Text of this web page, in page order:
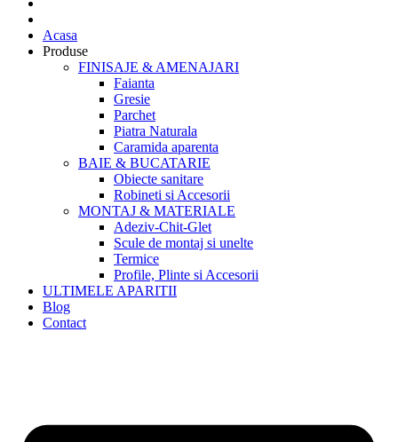
Acasa
Produse
FINISAJE & AMENAJARI
Faianta
Gresie
Parchet
Piatra Naturala
Caramida aparenta
BAIE & BUCATARIE
Obiecte sanitare
Robineti si Accesorii
MONTAJ & MATERIALE
Adeziv-Chit-Glet
Scule de montaj si unelte
Termice
Profile, Plinte si Accesorii
ULTIMELE APARITII
Blog
Contact